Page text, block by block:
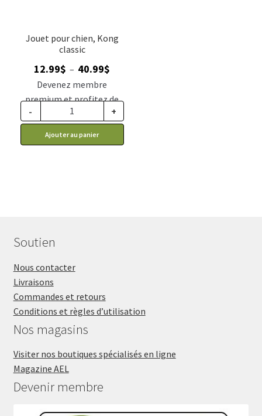
Jouet pour chien, Kong
classic
12.99$ – 40.99$
prix :
12.99$
à
Devenez membre
premium et profitez de
ce prix rabais : 10.72$ CA
- +
Ajouter au panier
Soutien
Nous contacter
Livraisons
Commandes et retours
Conditions et règles d’utilisation
Nos magasins
Visiter nos boutiques spécialisés en ligne
Magazine AEL
Devenir membre